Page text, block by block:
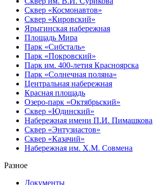
Сквер «Космонавтов»
Сквер «Кировский»
Ярыгинская набережная
Площадь Мира
Парк «Сибсталь»
Парк «Покровский»
Парк им. 400-летия Красноярска
Парк «Солнечная поляна»
Центральная набережная
Красная площадь
Озеро-парк «Октябрьский»
Сквер «Юдинский»
Набережная имени П.И. Пимашкова
Сквер «Энтузиастов»
Сквер «Казачий»
Набережная им. Х.М. Совмена
Разное
Документы